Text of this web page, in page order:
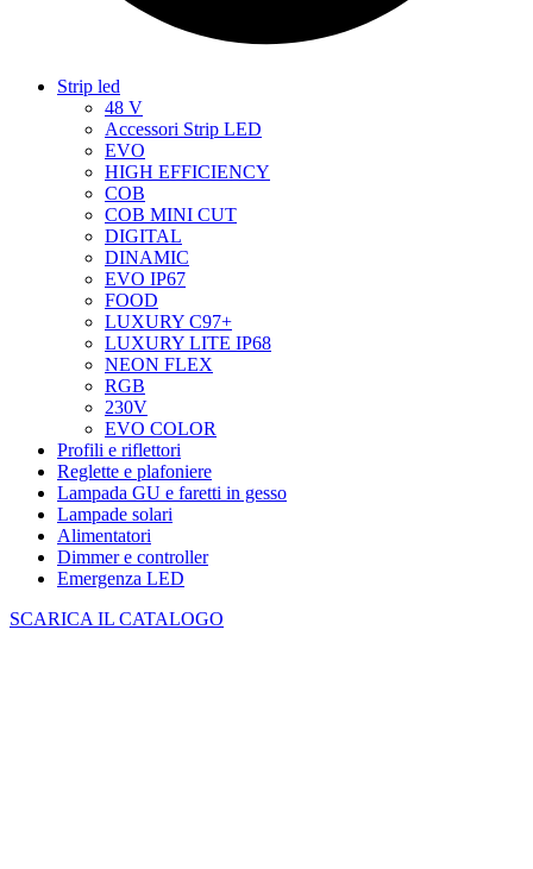
Strip led
48 V
Accessori Strip LED
EVO
HIGH EFFICIENCY
COB
COB MINI CUT
DIGITAL
DINAMIC
EVO IP67
FOOD
LUXURY C97+
LUXURY LITE IP68
NEON FLEX
RGB
230V
EVO COLOR
Profili e riflettori
Reglette e plafoniere
Lampada GU e faretti in gesso
Lampade solari
Alimentatori
Dimmer e controller
Emergenza LED
SCARICA IL CATALOGO